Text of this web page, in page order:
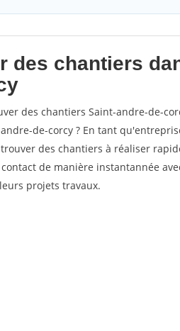
des chantiers
des chantiers Saint-andre-de-
de-corcy ? En tant
des chantiers à réaliser
de manière instantannée
projets travaux.